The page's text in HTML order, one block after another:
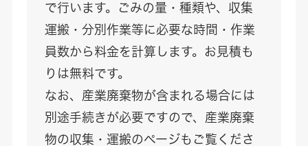
で行います。ごみの量・種類や、収集
運搬・分別作業等に必要な時間・作業
員数から料金を計算します。お見積も
りは無料です。
なお、産業廃棄物が含まれる場合には
別途手続きが必要ですので、産業廃棄
物の収集・運搬のページもご覧くださ